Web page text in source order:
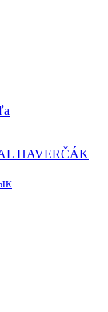
HAVERČÁK